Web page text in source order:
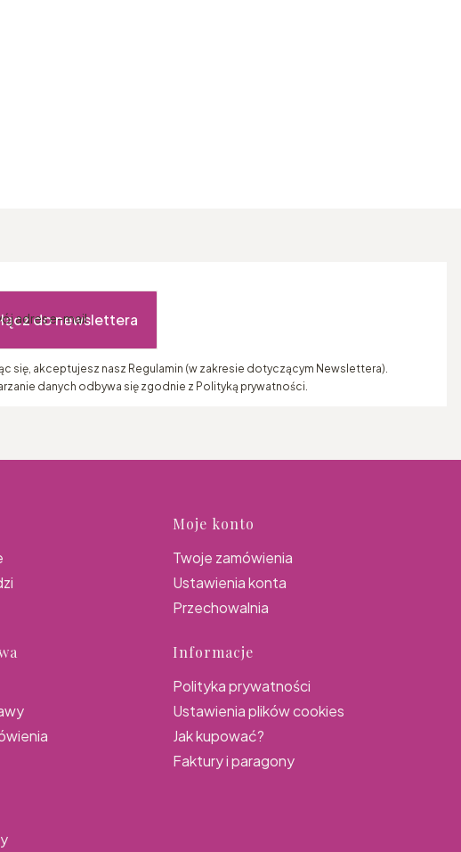
adres e-mail
do newslettera
się, akceptujesz nasz Regulamin (w zakresie dotyczącym Newslettera).
danych odbywa się zgodnie z Polityką prywatności.
Moje konto
Twoje zamówienia
Ustawienia konta
Przechowalnia
Informacje
Polityka prywatności
Ustawienia plików cookies
Jak kupować?
Faktury i paragony